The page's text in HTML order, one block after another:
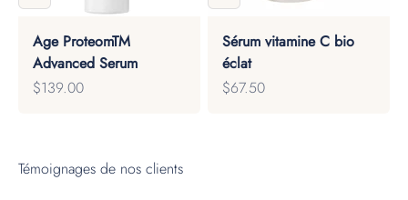
Age ProteomTM
Advanced Serum
Prix de vente
$139.00
Sérum vitamine C bio
éclat
Prix de vente
$67.50